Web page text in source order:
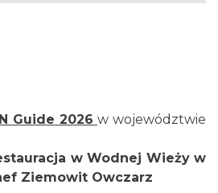
Guide 2026 w województwie
w Wodnej Wieży w
Ziemowit Owczarz